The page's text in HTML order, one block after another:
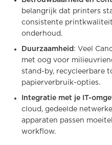
belangrijk dat printers
consistente
onderhoud.
Duurzaamheid : Veel
met oog voor
stand-by, recycleerbare
papierverbruik-opties.
Integratie met je IT-
cloud, gedeelde
apparaten passen
workflow.